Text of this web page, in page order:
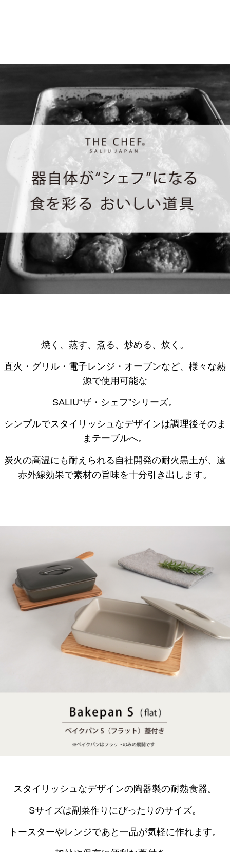
焼く、蒸す、煮る、炒める、炊く。
直火・グリル・電子レンジ・オーブンなど、様々な熱
源で使用可能な
SALIU“ザ・シェフ”シリーズ。
シンプルでスタイリッシュなデザインは調理後そのま
まテーブルへ。
炭火の高温にも耐えられる自社開発の耐火黒土が、遠
赤外線効果で素材の旨味を十分引き出します。
スタイリッシュなデザインの陶器製の耐熱食器。
Sサイズは副菜作りにぴったりのサイズ。
トースターやレンジであと一品が気軽に作れます。